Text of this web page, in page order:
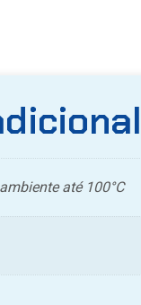
até 100°C